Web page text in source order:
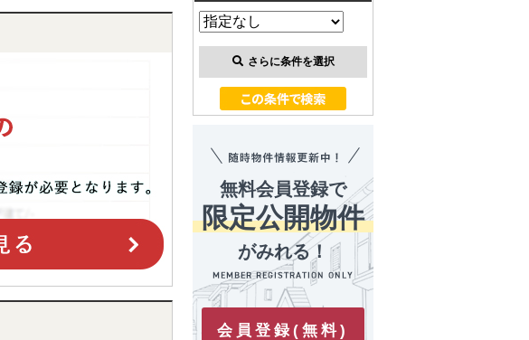
さらに条件を選択
無料会員登録で
限定公開物件
がみれる！
会員登録(無料)